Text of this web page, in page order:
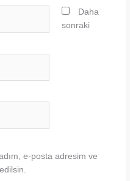
Daha
sonraki
e-posta adresim ve